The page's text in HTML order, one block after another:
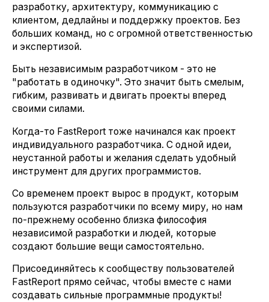
разработку, архитектуру, коммуникацию с
клиентом, дедлайны и поддержку проектов. Без
больших команд, но с огромной ответственностью
и экспертизой.
Быть независимым разработчиком - это не
"работать в одиночку". Это значит быть смелым,
гибким, развивать и двигать проекты вперед
своими силами.
Когда-то FastReport тоже начинался как проект
индивидуального разработчика. С одной идеи,
неустанной работы и желания сделать удобный
инструмент для других программистов.
Со временем проект вырос в продукт, которым
пользуются разработчики по всему миру, но нам
по-прежнему особенно близка философия
независимой разработки и людей, которые
создают большие вещи самостоятельно.
Присоединяйтесь к сообществу пользователей
FastReport прямо сейчас, чтобы вместе с нами
создавать сильные программные продукты!